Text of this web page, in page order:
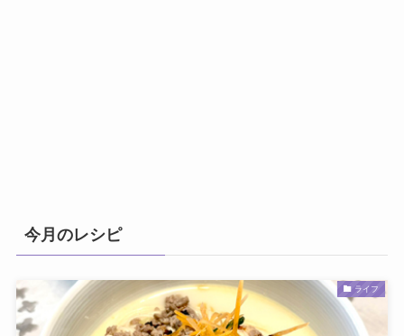
今月のレシピ
ライフ